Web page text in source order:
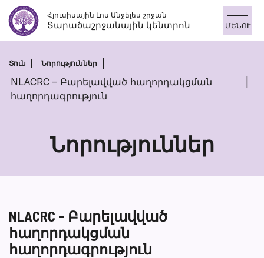
Անցնել
բովանդակությանըՀյուսիսային Լոս Անջելես շրջան
Տարածաշրջանային կենտրոն ՄԵՆՈՒ
Տուն Նորություններ
NLACRC – Բարելավված հաղորդակցման
հաղորդագրություն
Նորություններ
NLACRC – Բարելավված
հաղորդակցման
հաղորդագրություն